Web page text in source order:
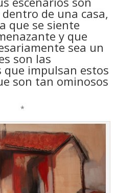
de una casa,
que se siente
y que
sea un
son las
que impulsan estos
son tan ominosos
*